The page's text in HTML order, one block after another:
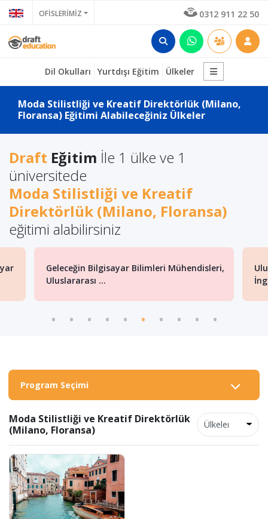
OFİSLERİMİZ 0312 911 22 50
Dil Okulları Yurtdışı Eğitim Ülkeler
Moda Stilistliği ve Kreatif Direktörlük (Milano,
Floransa) Eğitimi Alabileceğiniz Ülkeler
Draft Eğitim İle 1 ülke ve 1
üniversitede
Moda Stilistliği ve Kreatif
Direktörlük (Milano, Floransa)
eğitimi alabilirsiniz
Geleceğin Bilgisayar Bilimleri Mühendisleri,
Uluslararası ...
Program Seçimi
Moda Stilistliği ve Kreatif Direktörlük
(Milano, Floransa)